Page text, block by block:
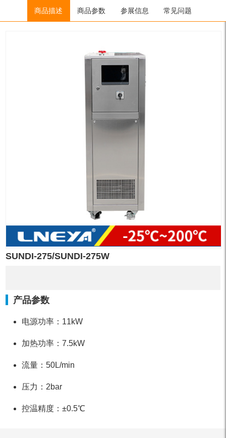
制冷加热控温系统/SUNDI系列/ SUNDI-275/SUNDI-275W
SUNDI-275/SUNDI-275W
产品参数
电源功率：11kW
加热功率：7.5kW
流量：50L/min
压力：2bar
控温精度：±0.5℃
商品描述 商品参数 参展信息 常见问题